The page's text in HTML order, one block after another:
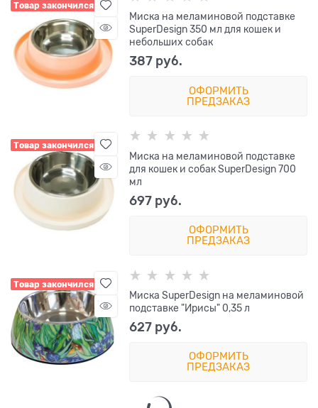
Товар закончился
Миска на меламиновой подставке
SuperDesign 350 мл для кошек и
небольших собак
387 руб.
ОФОРМИТЬ
ПРЕДЗАКАЗ
Товар закончился
Миска на меламиновой подставке
для кошек и собак SuperDesign 700
мл
697 руб.
ОФОРМИТЬ
ПРЕДЗАКАЗ
Товар закончился
Миска SuperDesign на меламиновой
подставке "Ирисы" 0,35 л
627 руб.
ОФОРМИТЬ
ПРЕДЗАКАЗ